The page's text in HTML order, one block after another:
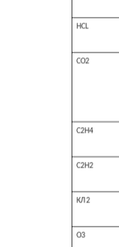
HCL
СО2
C2H4
C2H2
КЛ2
О3